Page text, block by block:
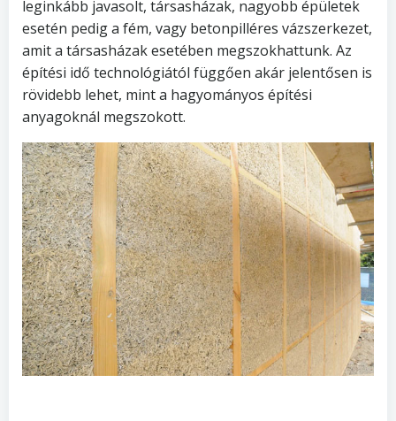
leginkább javasolt, társasházak, nagyobb épületek
esetén pedig a fém, vagy betonpilléres vázszerkezet,
amit a társasházak esetében megszokhattunk. Az
építési idő technológiától függően akár jelentősen is
rövidebb lehet, mint a hagyományos építési
anyagoknál megszokott.